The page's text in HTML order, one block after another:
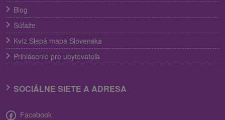
Blog
Súťaže
Kvíz Slepá mapa Slovenska
Prihlásenie pre ubytovateľa
SOCIÁLNE SIETE A ADRESA
Facebook